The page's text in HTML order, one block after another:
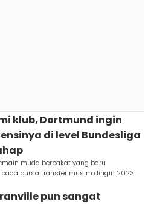
klub, Dortmund ingin
di level Bundesliga
muda berbakat yang baru
bursa transfer musim dingin 2023.
pun sangat